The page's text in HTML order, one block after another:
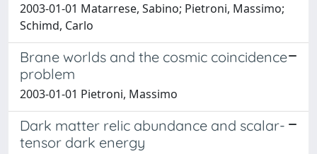
2003-01-01 Matarrese, Sabino; Pietroni, Massimo;
Schimd, Carlo
Brane worlds and the cosmic coincidence
problem
2003-01-01 Pietroni, Massimo
Dark matter relic abundance and scalar-
tensor dark energy